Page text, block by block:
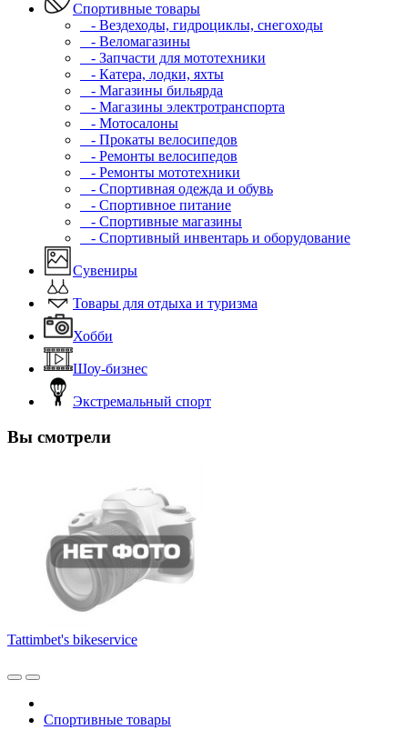
Спортивные товары
- Вездеходы, гидроциклы, снегоходы
- Веломагазины
- Запчасти для мототехники
- Катера, лодки, яхты
- Магазины бильярда
- Магазины электротранспорта
- Мотосалоны
- Прокаты велосипедов
- Ремонты велосипедов
- Ремонты мототехники
- Спортивная одежда и обувь
- Спортивное питание
- Спортивные магазины
- Спортивный инвентарь и оборудование
Сувениры
Товары для отдыха и туризма
Хобби
Шоу-бизнес
Экстремальный спорт
Вы смотрели
Tattimbet's bikeservice
Спортивные товары